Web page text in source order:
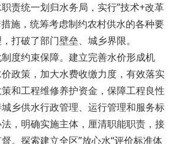
责统一划归水务局，实行”技术+改革
施，统筹考虑制约农村供水的各种要
打破了部门壁垒、城乡界限。
约束保障。建立完善水价形成机
政策，加大水费收缴力度，有效落实
和工程维修养护资金，保障工程良性
乡供水行政管理、运行管理和服务标
，明确实施主体，厘清职能职责，接
。探索建立全区”放心水“评价标准体